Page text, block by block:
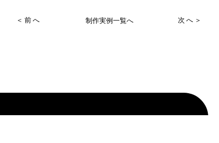
＜前へ 制作実例一覧へ 次へ＞